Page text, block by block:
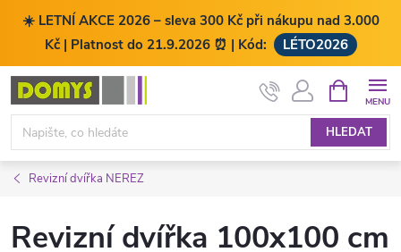
☀️ LETNÍ AKCE 2026 – sleva 300 Kč při nákupu nad 3.000
Kč | Platnost do 21.9.2026 ⏰ | Kód:
LÉTO2026
Přejít
obsah
HLEDAT
NÁKUPNÍ
KOŠÍK
Revizní dvířka NEREZ
Revizní dvířka 100x100 cm